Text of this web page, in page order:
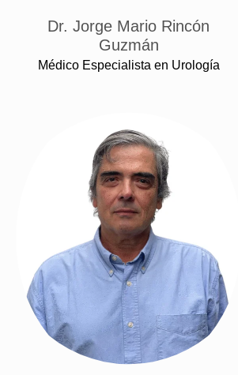
Dr. Jorge Mario Rincón
Guzmán
Médico Especialista en Urología